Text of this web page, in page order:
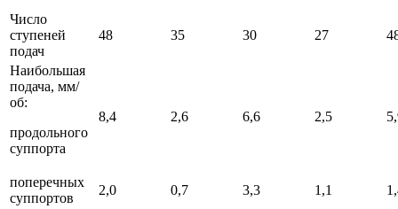
Число
ступеней
подач
48 35 30 27
Наибольшая
подача, мм/
об:
продольного
суппорта
8,4 2,6 6,6 2,5
поперечных
суппортов
2,0 0,7 3,3 1,1